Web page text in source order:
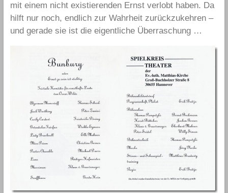
mit einem nicht existierenden Ernst verlobt haben. Da
hilft nur noch, endlich zur Wahrheit zurückzukehren –
und gerade sie ist die eigentliche Überraschung …